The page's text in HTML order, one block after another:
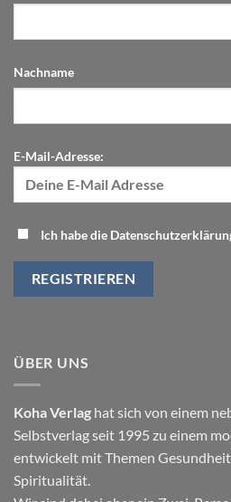
Nachname
E-Mail-Adresse:
Ich habe die
ÜBER UNS
Koha Verlag hat sich von einem
Selbstverlag seit 1995 zu einem
entwickelt mit Themen Gesundheit
Spiritualität